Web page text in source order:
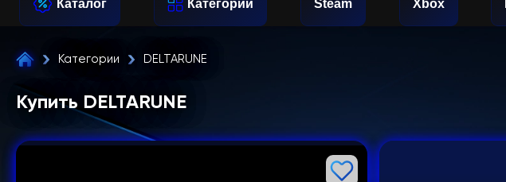
Каталог Категории Steam Xbox
Категории DELTARUNE
Купить DELTARUNE